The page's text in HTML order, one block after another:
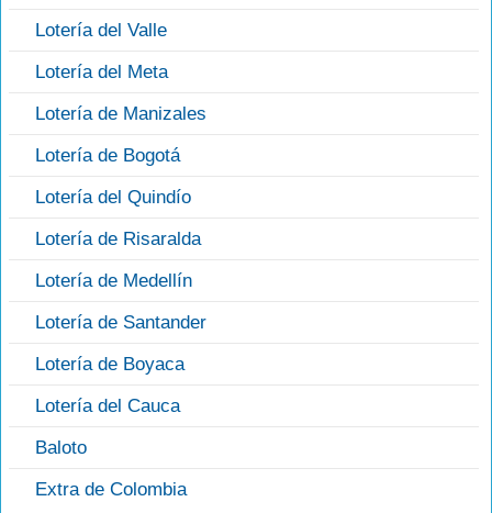
Lotería del Valle
Lotería del Meta
Lotería de Manizales
Lotería de Bogotá
Lotería del Quindío
Lotería de Risaralda
Lotería de Medellín
Lotería de Santander
Lotería de Boyaca
Lotería del Cauca
Baloto
Extra de Colombia